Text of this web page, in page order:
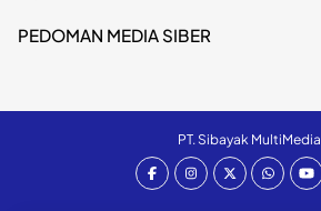
PEDOMAN MEDIA SIBER
PT. Sibayak MultiMedia